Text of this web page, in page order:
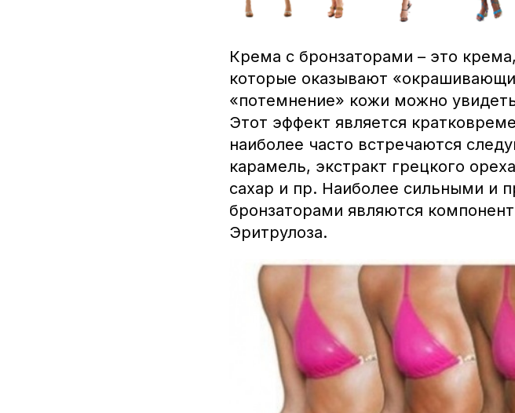
Крема с бронзаторами – это
которые оказывают
«потемнение» кожи можно
Этот эффект является
наиболее часто встречаются
карамель, экстракт грецкого
сахар и пр. Наиболее сильными и
бронзаторами являются
Эритрулоза.